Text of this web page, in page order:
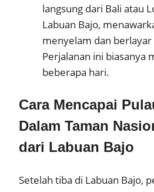
langsung dari Bali atau
Labuan Bajo,
menyelam dan
Perjalanan ini biasanya
beberapa hari.
Cara Mencapai
Dalam Taman
dari Labuan Bajo
Setelah tiba di Labuan Bajo,